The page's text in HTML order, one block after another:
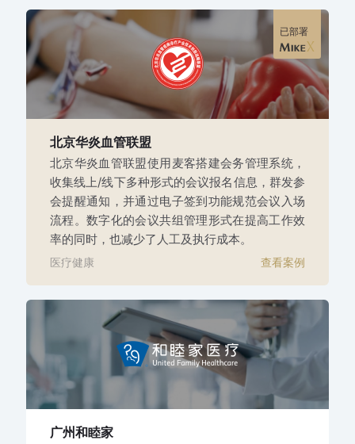
已部署
北京华炎血管联盟
北京华炎血管联盟使用麦客搭建会务管理系统，
收集线上/线下多种形式的会议报名信息，群发参
会提醒通知，并通过电子签到功能规范会议入场
流程。数字化的会议共组管理形式在提高工作效
率的同时，也减少了人工及执行成本。
医疗健康 查看案例
广州和睦家